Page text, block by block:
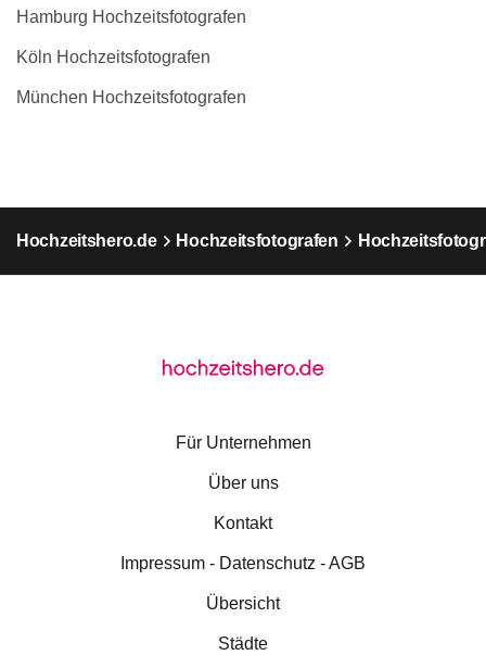
Hamburg Hochzeitsfotografen
Köln Hochzeitsfotografen
München Hochzeitsfotografen
Hochzeitshero.de Hochzeitsfotografen
Für Unternehmen
Über uns
Kontakt
Impressum - Datenschutz - AGB
Übersicht
Städte